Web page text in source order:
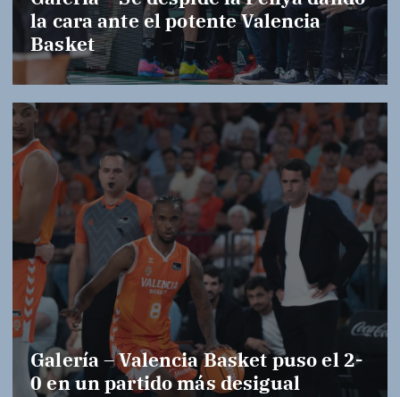
la cara ante el potente Valencia
Basket
Galería – Valencia Basket puso el 2-
0 en un partido más desigual